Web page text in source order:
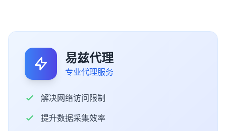
易兹代理
专业代理服务
解决网络访问限制
提升数据采集效率